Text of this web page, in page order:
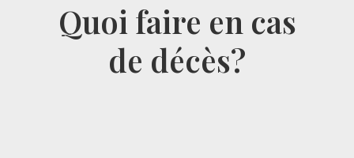
Quoi faire en cas
de décès?